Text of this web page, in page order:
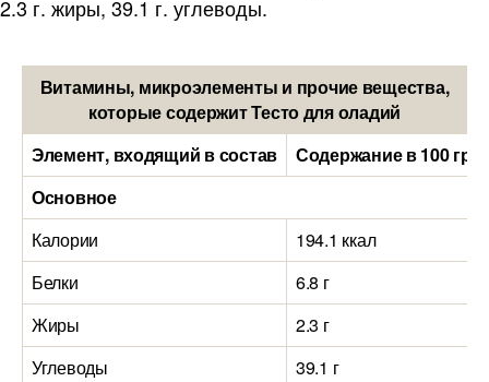
2.3 г. жиры, 39.1 г. углеводы.
Витамины, микроэлементы и прочие вещества,
которые содержит Тесто для оладий
Элемент, входящий в состав
Содержание в 100
Основное
Калории
194.1 ккал
Белки
6.8 г
Жиры
2.3 г
Углеводы
39.1 г